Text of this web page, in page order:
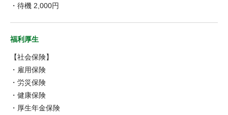
・待機 2,000円
福利厚生
【社会保険】
・雇用保険
・労災保険
・健康保険
・厚生年金保険